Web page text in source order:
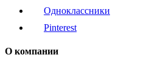
Одноклассники
Pinterest
О компании